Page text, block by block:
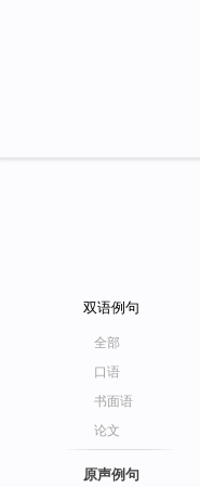
双语例句
全部
口语
书面语
论文
原声例句